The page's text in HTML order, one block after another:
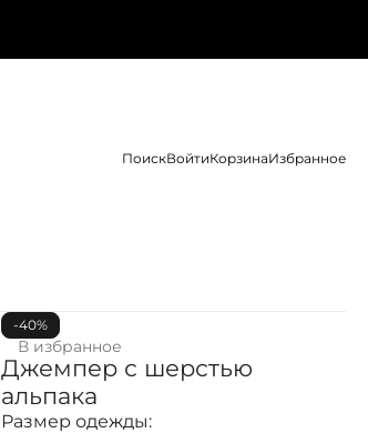
ПоискВойтиКорзинаИзбранное
-40%
В избранное
Джемпер с шерстью
альпака
Размер одежды: